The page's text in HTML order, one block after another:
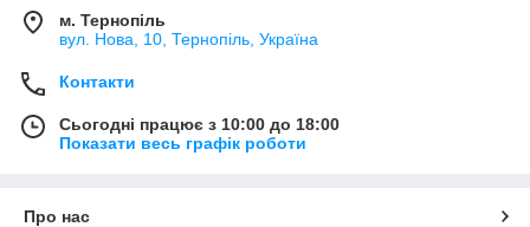
м. Тернопіль
вул. Нова, 10, Тернопіль, Україна
Контакти
Сьогодні працює з 10:00 до 18:00
Показати весь графік роботи
Про нас